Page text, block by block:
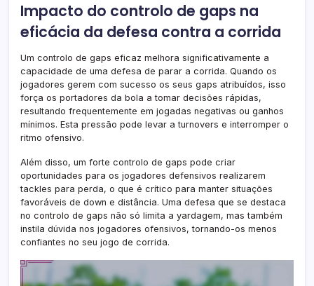
Impacto do controlo de gaps na
eficácia da defesa contra a corrida
Um controlo de gaps eficaz melhora significativamente a
capacidade de uma defesa de parar a corrida. Quando os
jogadores gerem com sucesso os seus gaps atribuídos, isso
força os portadores da bola a tomar decisões rápidas,
resultando frequentemente em jogadas negativas ou ganhos
mínimos. Esta pressão pode levar a turnovers e interromper o
ritmo ofensivo.
Além disso, um forte controlo de gaps pode criar
oportunidades para os jogadores defensivos realizarem
tackles para perda, o que é crítico para manter situações
favoráveis de down e distância. Uma defesa que se destaca
no controlo de gaps não só limita a yardagem, mas também
instila dúvida nos jogadores ofensivos, tornando-os menos
confiantes no seu jogo de corrida.